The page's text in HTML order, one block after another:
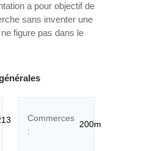
a pour objectif de
sans inventer une
figure pas dans le
Commerces
:
200m